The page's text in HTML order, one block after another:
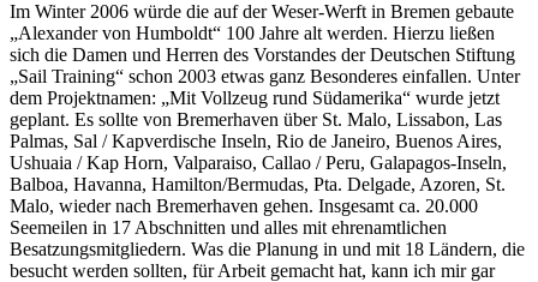
Im Winter 2006 würde die auf der Weser-Werft in Bremen gebaute
Alexander von Humboldt
100 Jahre alt werden. Hierzu ließen
sich die Damen und Herren des Vorstandes der Deutschen Stiftung
Sail Training
schon 2003 etwas ganz Besonderes einfallen. Unter
dem Projektnamen:
Mit Vollzeug rund Südamerika
wurde jetzt
geplant. Es sollte von Bremerhaven über St. Malo, Lissabon, Las
Palmas, Sal / Kapverdische Inseln, Rio de Janeiro, Buenos Aires,
Ushuaia / Kap Horn, Valparaiso, Callao / Peru, Galapagos-Inseln,
Balboa, Havanna, Hamilton/Bermudas, Pta. Delgade, Azoren, St.
Malo, wieder nach Bremerhaven gehen. Insgesamt ca. 20.000
Seemeilen in 17 Abschnitten und alles mit ehrenamtlichen
Besatzungsmitgliedern. Was die Planung in und mit 18 Ländern, die
besucht werden sollten, für Arbeit gemacht hat, kann ich mir gar